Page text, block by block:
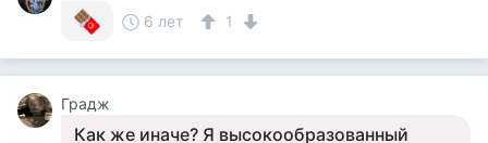
6 лет
1
Градж
Как же иначе? Я высокообразованный